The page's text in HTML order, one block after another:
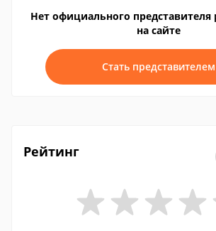
Нет официального представителя
на сайте
Стать представителем
Рейтинг